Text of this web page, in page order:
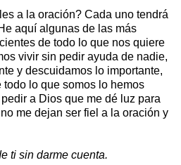
a la oración? Cada uno tendrá
aquí algunas de las más
de todo lo que nos quiere
vivir sin pedir ayuda de nadie,
y descuidamos lo importante,
lo que somos lo hemos
a Dios que me dé luz para
me dejan ser fiel a la oración y
ti sin darme cuenta.